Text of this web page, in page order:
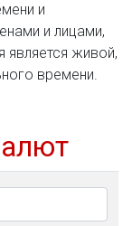
и
и лицами,
является живой,
времени.